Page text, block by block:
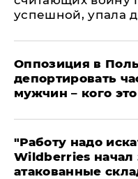
успешной, упала
Оппозиция в
депортировать
мужчин – кого
"Работу надо
Wildberries начал
атакованные